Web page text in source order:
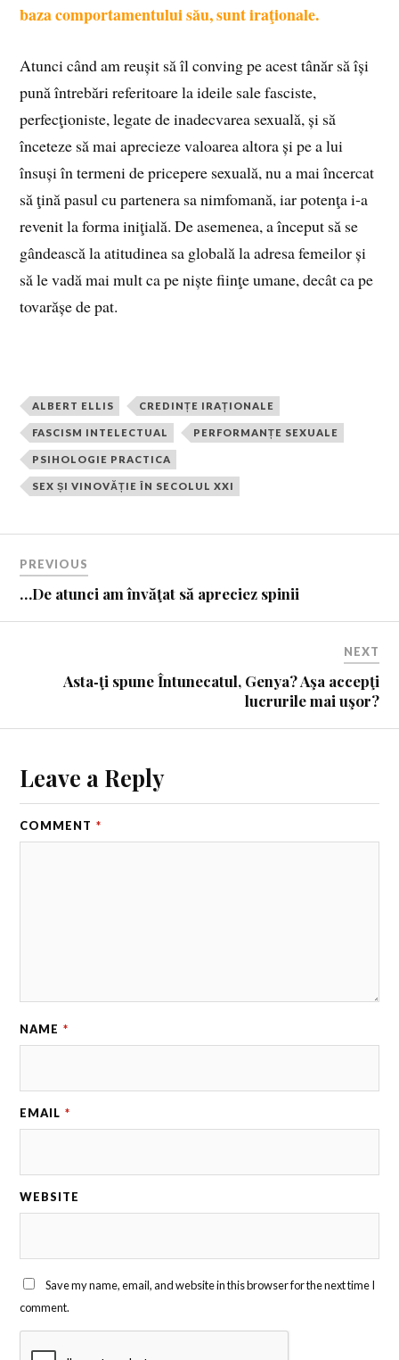
baza comportamentului său, sunt iraţionale.
Atunci când am reușit să îl conving pe acest tânăr să își
pună întrebări referitoare la ideile sale fasciste,
perfecţioniste, legate de inadecvarea sexuală, și să
înceteze să mai aprecieze valoarea altora și pe a lui
însuși în termeni de pricepere sexuală, nu a mai încercat
să ţină pasul cu partenera sa nimfomană, iar potenţa i‑a
revenit la forma iniţială. De asemenea, a început să se
gândească la atitudinea sa globală la adresa femeilor și
să le vadă mai mult ca pe niște fiinţe umane, decât ca pe
tovarășe de pat.
ALBERT ELLIS CREDINȚE IRAȚIONALE
FASCISM INTELECTUAL PERFORMANȚE SEXUALE
PSIHOLOGIE PRACTICA
SEX ȘI VINOVĂȚIE ÎN SECOLUL XXI
PREVIOUS
…De atunci am învăţat să apreciez spinii
NEXT
Asta‑ţi spune Întunecatul, Genya? Aşa accepţi
lucrurile mai uşor?
Leave a Reply
COMMENT *
NAME *
EMAIL *
WEBSITE
Save my name, email, and website in this browser for the next time I
comment.